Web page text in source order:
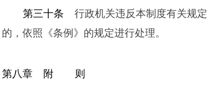
第三十条
行政机关违反本制度有关规定
的，依照《条例》的规定进行处理。
第八章 附 则